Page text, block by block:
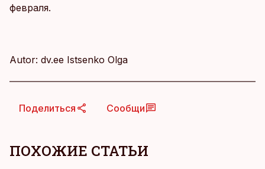
февраля.
Autor: dv.ee Istsenko Olga
Поделиться Сообщи
ПОХОЖИЕ СТАТЬИ